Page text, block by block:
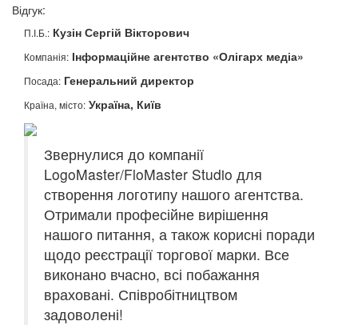
Відгук:
П.І.Б.: Кузін Сергій Вікторович
Компанія: Інформаційне агентство «Олігарх медіа»
Посада: Генеральний директор
Країна, місто: Україна, Київ
Звернулися до компанії
LogoMaster/FloMaster Studio для
створення логотипу нашого агентства.
Отримали професійне вирішення
нашого питання, а також корисні поради
щодо реєстрації торгової марки. Все
виконано вчасно, всі побажання
враховані. Співробітництвом
задоволені!